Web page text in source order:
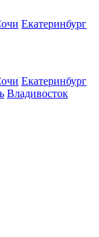
Екатеринбург
Екатеринбург
Владивосток